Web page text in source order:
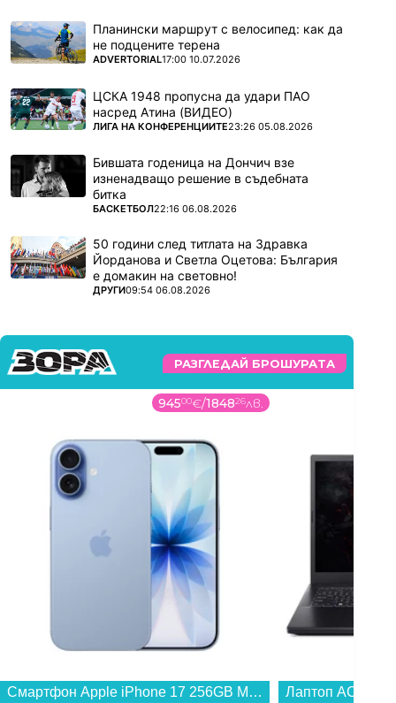
Планински маршрут с велосипед: как да
не подцените терена
ПОВЕЧЕ ОТ
ADVERTORIAL17:00 10.07.2026
ЦСКА 1948 пропусна да удари ПАО
насред Атина (ВИДЕО)
ПОВЕЧЕ ОТ
ЛИГА НА КОНФЕРЕНЦИИТЕ23:26 05.08.2026
Бившата годеница на Дончич взе
изненадващо решение в съдебната
битка
ПОВЕЧЕ ОТ
БАСКЕТБОЛ22:16 06.08.2026
50 години след титлата на Здравка
Йорданова и Светла Оцетова: България
е домакин на световно!
ПОВЕЧЕ ОТ
ДРУГИ09:54 06.08.2026
РАЗГЛЕДАЙ БРОШУРАТА
94500€/184826лв.
Смартфон Apple iPhone 17 256GB Mist Blue mg6l4 , 256 GB, 8 GB...